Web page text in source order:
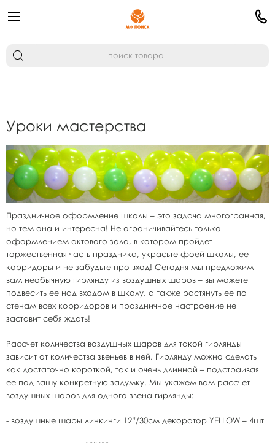
Уроки мастерства
Праздничное оформление школы – это задача многогранная,
но тем она и интересна! Не ограничивайтесь только
оформлением актового зала, в котором пройдет
торжественная часть праздника, украсьте фоей школы, ее
корридоры и не забудьте про вход! Сегодня мы предложим
вам необычную гирлянду из воздушных шаров – вы можете
подвесить ее над входом в школу, а также растянуть ее по
стенам всех корридоров и праздничное настроение не
заставит себя ждать!
Рассчет количества воздушных шаров для такой гирлянды
зависит от количества звеньев в ней. Гирлянду можно сделать
как достаточно короткой, так и очень длинной – подстраивая
ее под вашу конкретную задумку. Мы укажем вам рассчет
воздушных шаров для одного звена гирлянды:
- воздушные шары линкинги 12”/30см декоратор YELLOW – 4шт